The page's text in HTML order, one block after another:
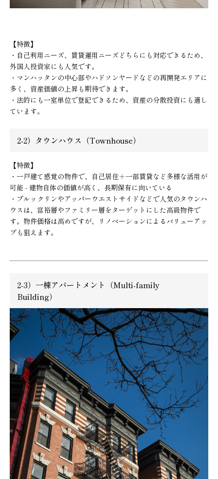
【特徴】
・自己利用ニーズ、賃貸運用ニーズどちらにも対応できるため、
外国人投資家にも人気です。
・マンハッタンの中心部やハドソンヤードなどの再開発エリアに
多く、資産価値の上昇も期待できます。
・法的にも一室単位で登記できるため、資産の分散投資にも適し
ています。
2-2）タウンハウス（Townhouse）
【特徴】
・一戸建て感覚の物件で、自己居住＋一部賃貸など多様な活用が
可能 - 建物自体の価値が高く、長期保有に向いている
・ブルックリンやアッパーウエストサイドなどで人気のタウンハ
ウスは、富裕層やファミリー層をターゲットにした高級物件で
す。物件価格は高めですが、リノベーションによるバリューアッ
プも狙えます。
2-3）一棟アパートメント（Multi-family
Building）